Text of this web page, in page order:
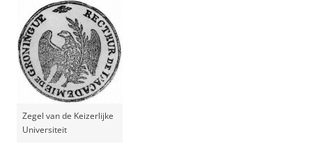
Zegel van de Keizerlijke
Universiteit